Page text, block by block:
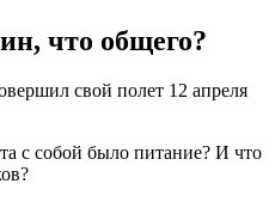
что общего?
свой полет 12 апреля
с собой было питание? И что